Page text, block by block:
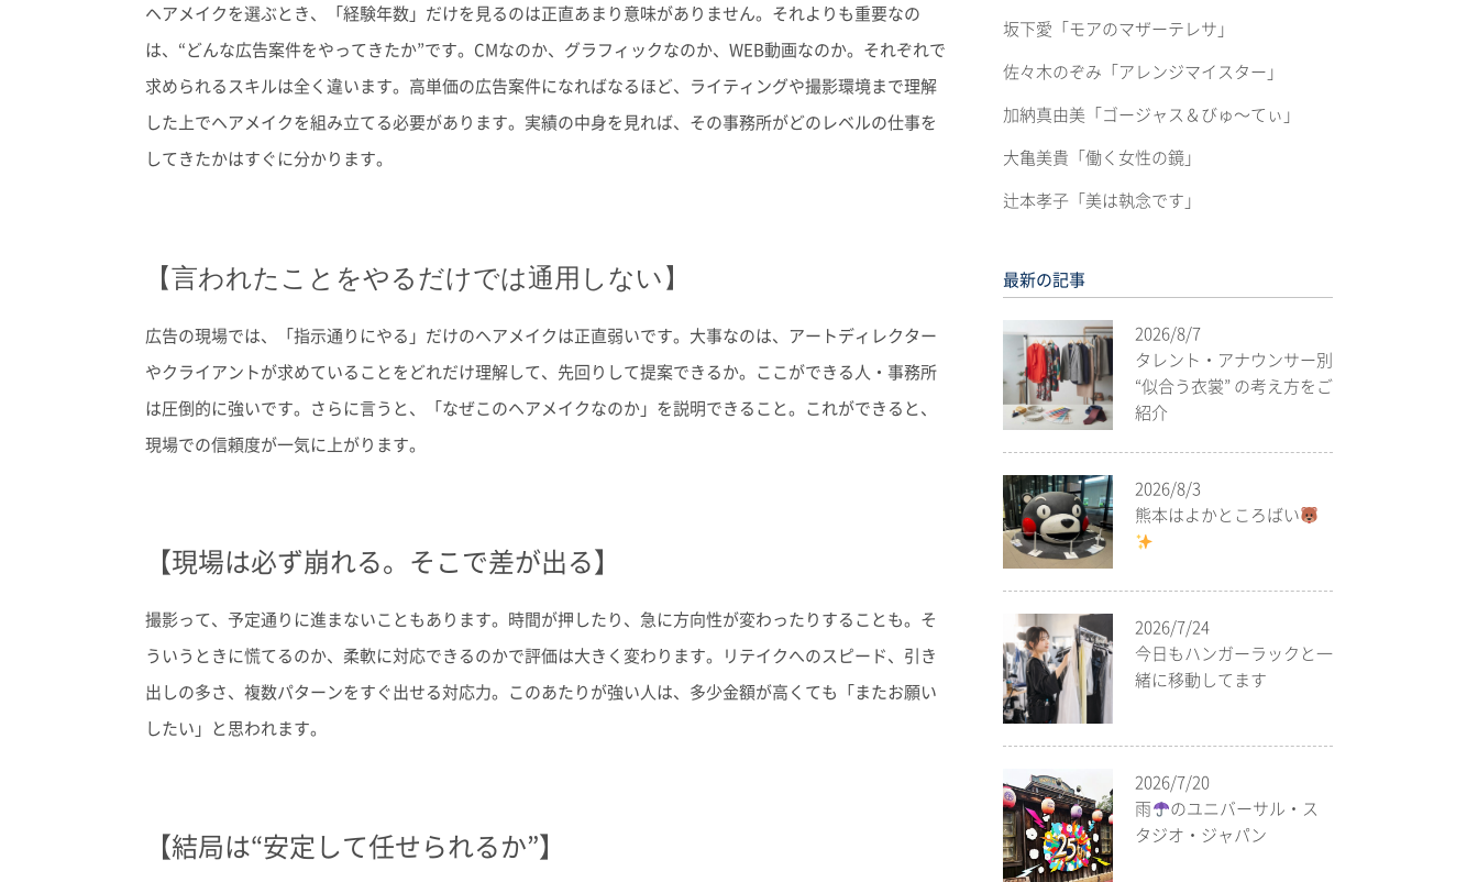
ヘアメイクを選ぶとき、「経験年数」だけを見るのは正直あまり意味がありません。 それよりも重要なの
は、“どんな広告案件をやってきたか”です。 CMなのか、グラフィックなのか、WEB動画なのか。 それぞれで
求められるスキルは全く違います。 高単価の広告案件になればなるほど、 ライティングや撮影環境まで理解
した上でヘアメイクを組み立てる必要があります。 実績の中身を見れば、その事務所がどのレベルの仕事を
してきたかはすぐに分かります。
【言われたことをやるだけでは通用しない】
広告の現場では、「指示通りにやる」だけのヘアメイクは正直弱いです。大事なのは、アートディレクター
やクライアントが求めていることをどれだけ理解して、先回りして提案できるか。ここができる人・事務所
は圧倒的に強いです。さらに言うと、「なぜこのヘアメイクなのか」を説明できること。これができると、
現場での信頼度が一気に上がります。
【現場は必ず崩れる。そこで差が出る】
撮影って、予定通りに進まないこともあります。時間が押したり、急に方向性が変わったりすることも。そ
ういうときに慌てるのか、柔軟に対応できるのかで評価は大きく変わります。リテイクへのスピード、引き
出しの多さ、複数パターンをすぐ出せる対応力。このあたりが強い人は、多少金額が高くても「またお願い
したい」と思われます。
【結局は“安定して任せられるか”】
坂下愛「モアのマザーテレサ」
佐々木のぞみ「アレンジマイスター」
加納真由美「ゴージャス＆びゅ〜てぃ」
大亀美貴「働く女性の鏡」
辻本孝子「美は執念です」
最新の記事
2026/8/7
タレント・アナウンサー別
“似合う衣裳” の考え方をご
紹介
2026/8/3
熊本はよかところばい
2026/7/24
今日もハンガーラックと一
緒に移動してます
2026/7/20
雨
のユニバーサル・ス
タジオ・ジャパン